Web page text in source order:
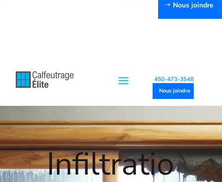
Nous joindre
450-473-3548
Nous joindre
Infiltratio